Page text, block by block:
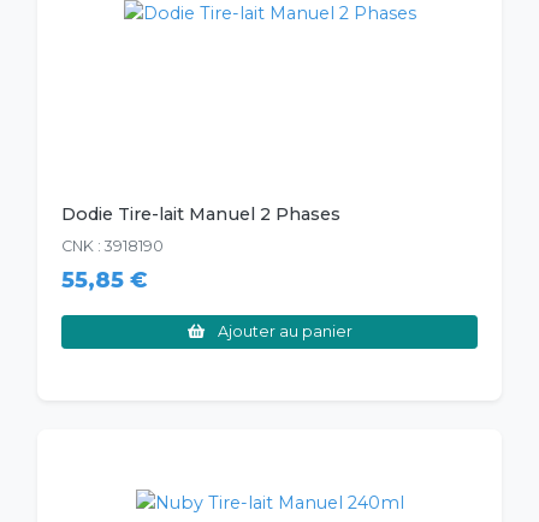
Dodie Tire-lait Manuel 2 Phases
CNK : 3918190
55,85 €
Ajouter au panier